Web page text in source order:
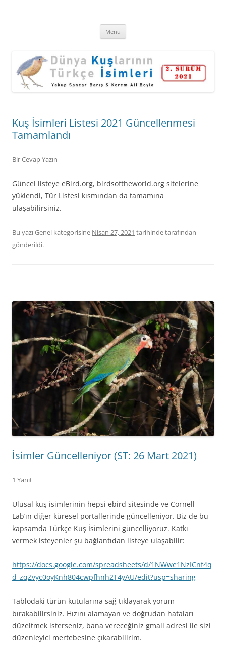
Menü
Kuş İsimleri Listesi 2021 Güncellenmesi
Tamamlandı
Bir Cevap Yazın
Güncel listeye eBird.org, birdsoftheworld.org sitelerine
yüklendi, Tür Listesi kısmından da tamamına
ulaşabilirsiniz.
Bu yazı Genel kategorisine Nisan 27, 2021 tarihindetarafından
gönderildi.
İsimler Güncelleniyor (ST: 26 Mart 2021)
1 Yanıt
Ulusal kuş isimlerinin hepsi ebird sitesinde ve Cornell
Lab’ın diğer küresel portallerinde güncelleniyor. Biz de bu
kapsamda Türkçe Kuş İsimlerini güncelliyoruz. Katkı
vermek isteyenler şu bağlantıdan listeye ulaşabilir:
https://docs.google.com/spreadsheets/d/1NWwe1NzICnf4q
d_zqZvyc0oyKnh804cwpfhnh2T4yAU/edit?usp=sharing
Tablodaki türün kutularına sağ tıklayarak yorum
bırakabilirsiniz. Hızını alamayan ve doğrudan hataları
düzeltmek isterseniz, bana vereceğiniz gmail adresi ile sizi
düzenleyici mertebesine çıkarabilirim.